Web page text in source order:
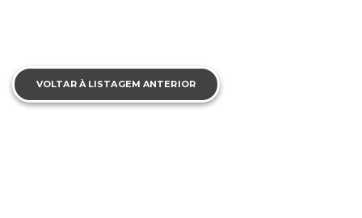
VOLTAR À LISTAGEM ANTERIOR